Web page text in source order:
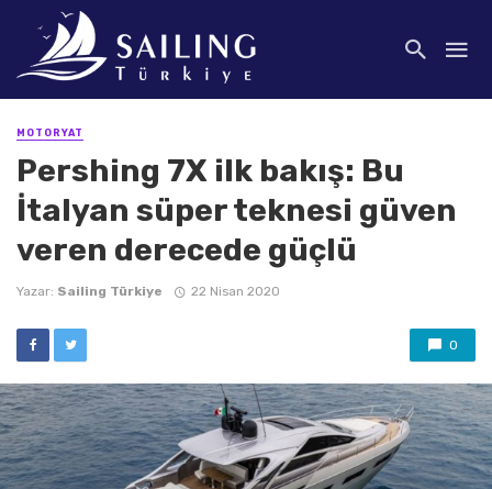
MOTORYAT
Pershing 7X ilk bakış: Bu
İtalyan süper teknesi güven
veren derecede güçlü
Yazar: Sailing Türkiye 22 Nisan 2020
0